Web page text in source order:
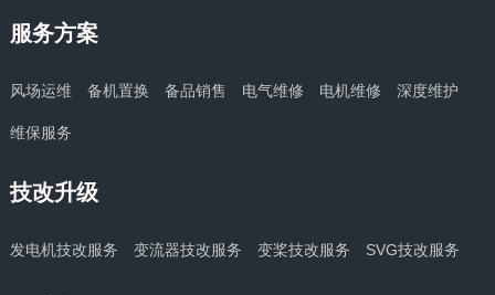
服务方案
风场运维 备机置换 备品销售 电气维修 电机维修 深度维护
维保服务
技改升级
发电机技改服务 变流器技改服务 变桨技改服务 SVG技改服务